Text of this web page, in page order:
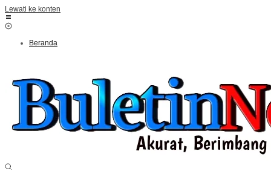
Lewati ke konten
Beranda